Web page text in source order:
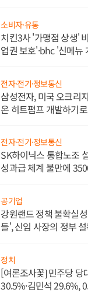
소비자·유통
치킨3사 '가맹점 상생'
업권 보호'·bhc '신메뉴
전자·전기·정보통신
삼성전자, 미국 오크리
온 히트펌프 개발하기로
전자·전기·정보통신
SK하이닉스 통합노조
성과급 체계 불만에
공기업
강원랜드 정책 불확실
들', 신임 사장의 정부
정치
[여론조사꽃] 민주당 당
30.5%·김민석 29.6%,